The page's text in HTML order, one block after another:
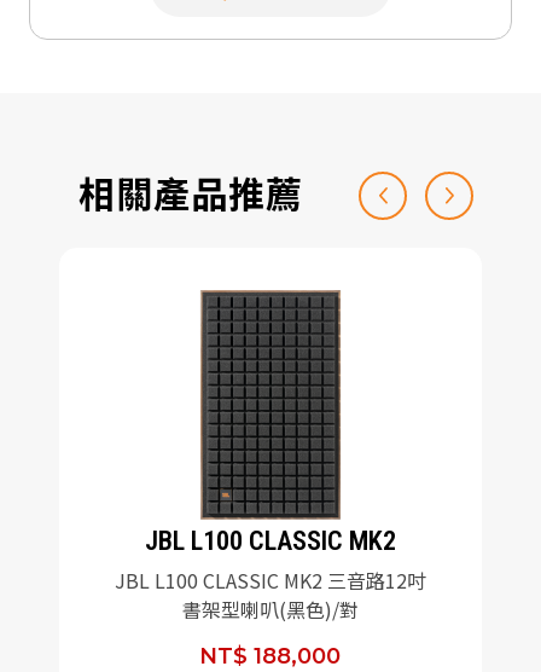
相關產品推薦
JBL L100 CLASSIC MK2
JBL L100 CLASSIC MK2 三音路12吋
書架型喇叭(黑色)/對
NT$ 188,000